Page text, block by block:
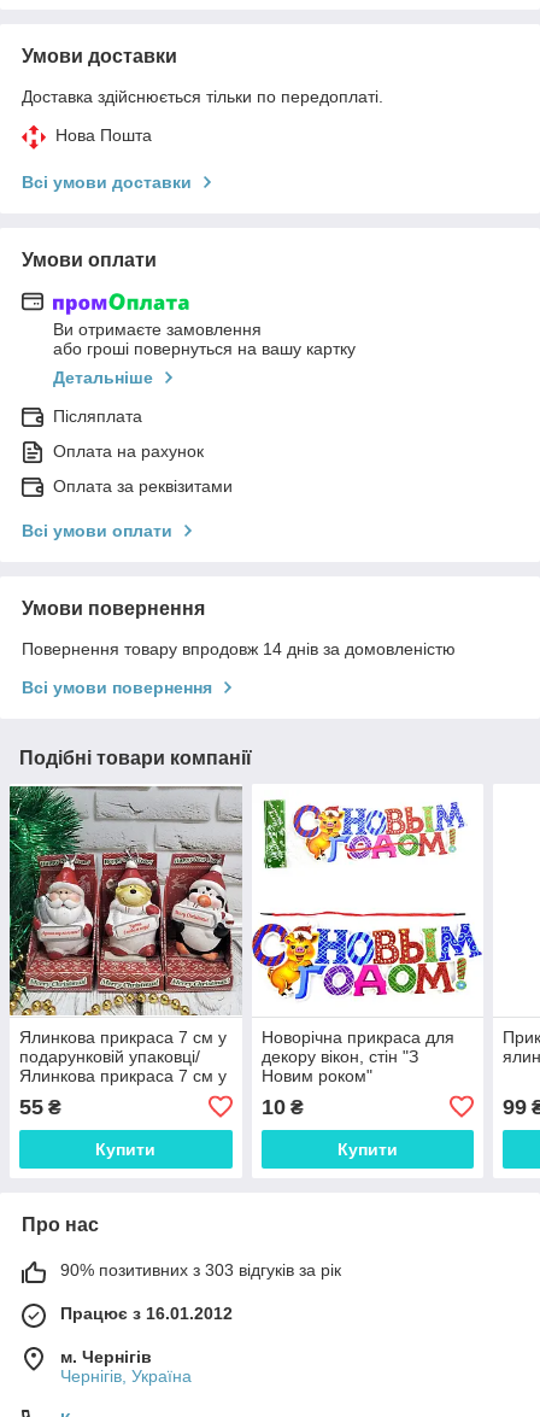
Умови доставки
Доставка здійснюється тільки по передоплаті.
Нова Пошта
Всі умови доставки
Умови оплати
Ви отримаєте замовлення
або гроші повернуться на вашу картку
Детальніше
Післяплата
Оплата на рахунок
Оплата за реквізитами
Всі умови оплати
Умови повернення
Повернення товару впродовж 14 днів за домовленістю
Всі умови повернення
Подібні товари компанії
Ялинкова прикраса 7 см у
подарунковій упаковці/
Ялинкова прикраса 7 см у
55 ₴
Купити
Новорічна прикраса для
декору вікон, стін "З
Новим роком"
10₴
Купити
99
Про нас
90% позитивних з 303 відгуків за рік
Працює з 16.01.2012
м. Чернігів
Чернігів, Україна